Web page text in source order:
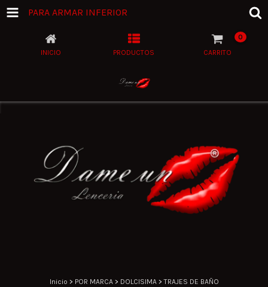
PARA ARMAR INFERIOR
INICIO PRODUCTOS CARRITO
0
Inicio > POR MARCA > DOLCISIMA > TRAJES DE BAÑO